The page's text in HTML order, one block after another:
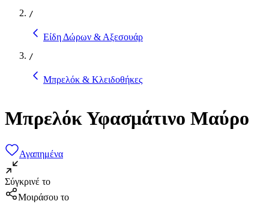
/
Είδη Δώρων & Αξεσουάρ
/
Μπρελόκ & Κλειδοθήκες
Μπρελόκ Υφασμάτινο Μαύρο
Αγαπημένα
Σύγκρινέ το
Μοιράσου το